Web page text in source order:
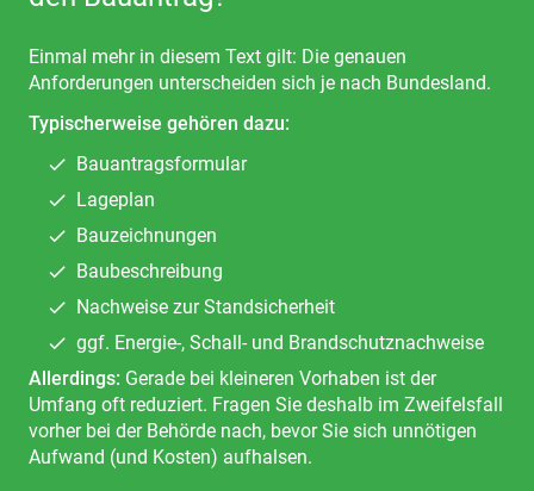
Einmal mehr in diesem Text gilt: Die genauen
Anforderungen unterscheiden sich je nach Bundesland.
Typischerweise gehören dazu:
Bauantragsformular
Lageplan
Bauzeichnungen
Baubeschreibung
Nachweise zur Standsicherheit
ggf. Energie-, Schall- und Brandschutznachweise
Allerdings: Gerade bei kleineren Vorhaben ist der
Umfang oft reduziert. Fragen Sie deshalb im Zweifelsfall
vorher bei der Behörde nach, bevor Sie sich unnötigen
Aufwand (und Kosten) aufhalsen.